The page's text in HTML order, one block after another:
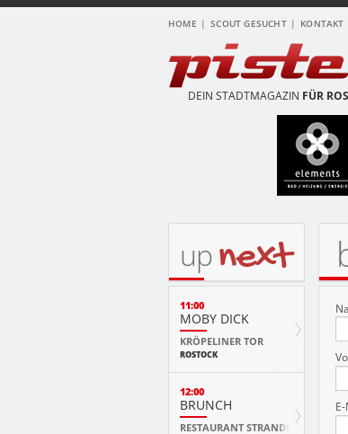
HOME SCOUT GESUCHT KONTAKT
DEIN STADTMAGAZIN FÜR
upnext
11:00
MOBY DICK
KRÖPELINER TOR
ROSTOCK
12:00
BRUNCH
RESTAURANT STRANDE